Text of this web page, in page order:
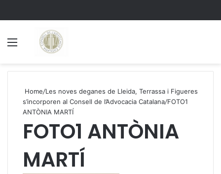
Home/Les noves deganes de Lleida, Terrassa i Figueres
s’incorporen al Consell de l’Advocacia Catalana/FOTO1
ANTÒNIA MARTÍ
FOTO1 ANTÒNIA
MARTÍ